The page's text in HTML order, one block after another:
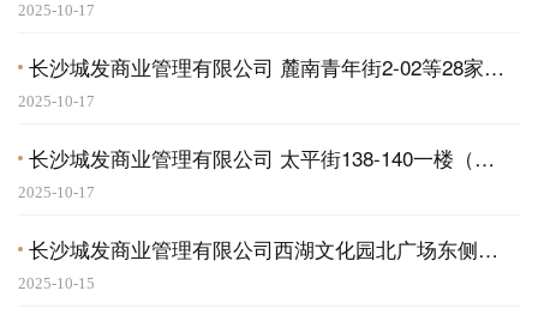
2025-10-17
长沙城发商业管理有限公司 麓南青年街2-02等28家商铺招商蓄客广告
2025-10-17
长沙城发商业管理有限公司 太平街138-140一楼（后部）A1号商铺招商公告
2025-10-17
长沙城发商业管理有限公司西湖文化园北广场东侧配套物业招商蓄客广告
2025-10-15